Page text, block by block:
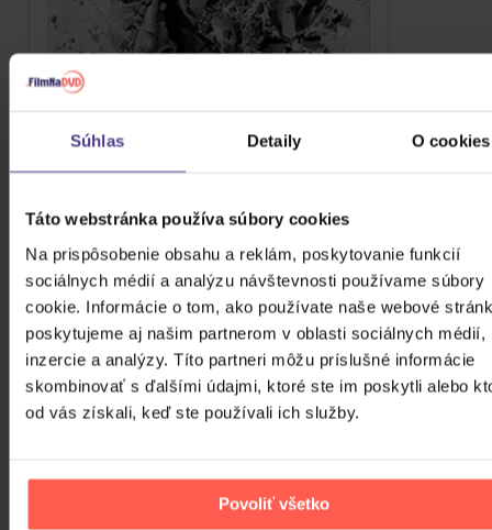
Súhlas Detaily O cookies
Táto webstránka používa súbory cookies
Na prispôsobenie obsahu a reklám, poskytovanie funkcií
sociálnych médií a analýzu návštevnosti používame súbory
cookie. Informácie o tom, ako používate naše webové
poskytujeme aj našim partnerom v oblasti sociálnych médií,
inzercie a analýzy. Títo partneri môžu príslušné informácie
skombinovať s ďalšími údajmi, ktoré ste im poskytli alebo
od vás získali, keď ste používali ich služby.
Povoliť všetko
SAW VII - FINÁLNÍ KAPITOLA
Skladom 4,20 €
DO KOŠÍKA